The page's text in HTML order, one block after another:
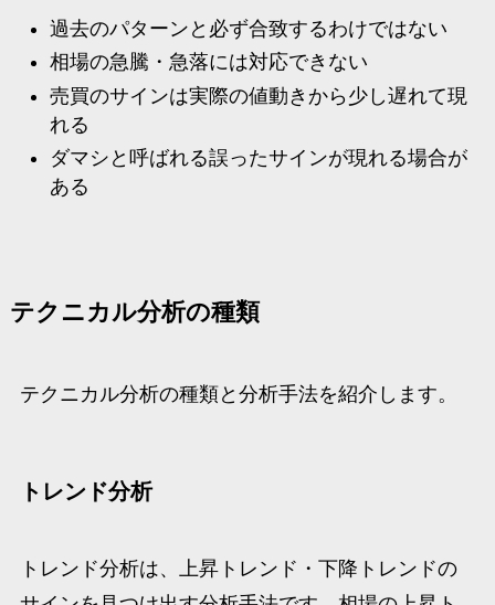
過去のパターンと必ず合致するわけではない
相場の急騰・急落には対応できない
売買のサインは実際の値動きから少し遅れて現
れる
ダマシと呼ばれる誤ったサインが現れる場合が
ある
テクニカル分析の種類
テクニカル分析の種類と分析手法を紹介します。
トレンド分析
トレンド分析は、上昇トレンド・下降トレンドの